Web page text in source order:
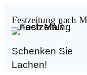
Inhalt
springen
Festzeitung nach
Schenken Sie
Lachen!